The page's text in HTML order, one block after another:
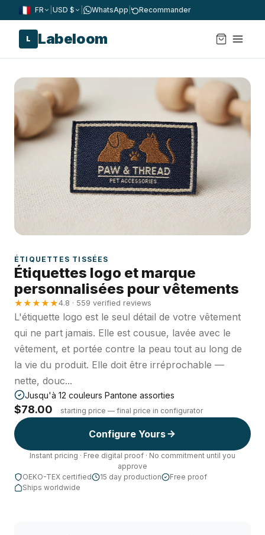
FR USD $ WhatsApp Recommander
L Labeloom
ÉTIQUETTES TISSÉES
Étiquettes logo et marque
personnalisées pour vêtements
★★★★★4.8 · 559 verified reviews
L'étiquette logo est le seul détail de votre vêtement
qui ne part jamais. Elle est cousue, lavée avec le
vêtement, et portée contre la peau tout au long de
la vie du produit. Elle doit être irréprochable —
nette, douc...
Jusqu'à 12 couleurs Pantone assorties
$78.00 starting price — final price in configurator
Configure Yours
Instant pricing · Free digital proof · No commitment until you
approve
OEKO-TEX certified
15 day production
Free proof
Ships worldwide